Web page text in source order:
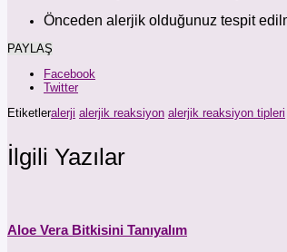
Önceden alerjik olduğunuz tespit
PAYLAŞ
Facebook
Twitter
Etiketleralerji alerjik reaksiyon alerjik reaksiyon tipleri
İlgili Yazılar
Aloe Vera Bitkisini Tanıyalım